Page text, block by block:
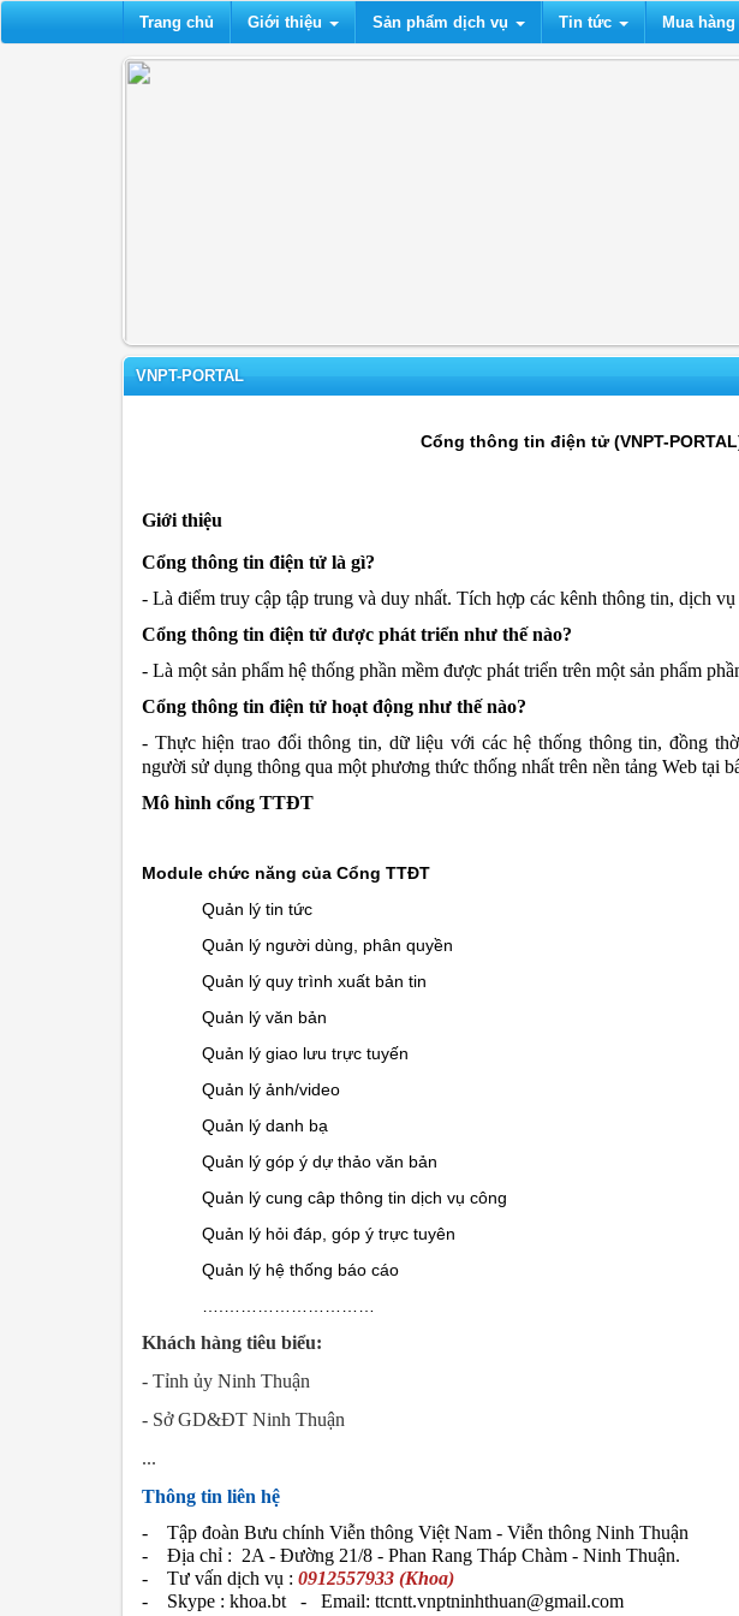
Trang chủ Giới thiệu Sản phẩm dịch vụ Tin tức Mua hàng
VNPT-PORTAL
Cổng thông tin điện tử (VNPT-
Giới thiệu
Cổng thông tin điện tử là gì?
- Là điểm truy cập tập trung và duy nhất. Tích hợp các kênh thông tin, dịch
Cổng thông tin điện tử được phát triển như thế nào?
- Là một sản phẩm hệ thống phần mềm được phát triển trên một sản phẩm
Cổng thông tin điện tử hoạt động như thế nào?
- Thực hiện trao đổi thông tin, dữ liệu với các hệ thống thông tin, đồng
người sử dụng thông qua một phương thức thống nhất trên nền tảng Web tại
Mô hình cổng TTĐT
Module chức năng của Cổng TTĐT
Quản lý tin tức
Quản lý người dùng, phân quyền
Quản lý quy trình xuất bản tin
Quản lý văn bản
Quản lý giao lưu trực tuyến
Quản lý ảnh/video
Quản lý danh bạ
Quản lý góp ý dự thảo văn bản
Quản lý cung câp thông tin dịch vụ công
Quản lý hỏi đáp, góp ý trực tuyên
Quản lý hệ thống báo cáo
….………………………
Khách hàng tiêu biểu:
- Tỉnh ủy Ninh Thuận
- Sở GD&ĐT Ninh Thuận
...
Thông tin liên hệ
- Tập đoàn Bưu chính Viễn thông Việt Nam - Viễn thông Ninh Thuận
- Địa chỉ : 2A - Đường 21/8 - Phan Rang Tháp Chàm - Ninh Thuận.
- Tư vấn dịch vụ : 0912557933 (Khoa)
- Skype : khoa.bt - Email: ttcntt.vnptninhthuan@gmail.com